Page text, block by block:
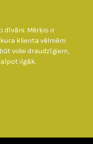
dīvāni. Mērķis ir
klienta vēlmēm
videi draudzīgiem,
ilgāk.